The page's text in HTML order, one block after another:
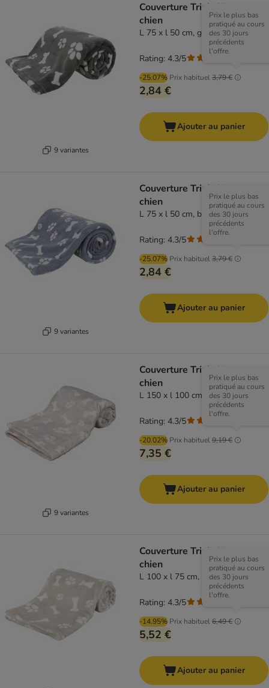
9 variantes
Couverture Trixie Kenny pour
chien
L 75 x l 50 cm, gris
-25.07% Prix habituel3,79 €
Prix le plus bas
pratiqué au cours
des 30 jours
précédents
l'offre.
2,84 €
Rating: 4.3/5
Ajouter au panier
9 variantes
Couverture Trixie Kenny pour
chien
L 75 x l 50 cm, bleu
-25.07% Prix habituel3,79 €
Prix le plus bas
pratiqué au cours
des 30 jours
précédents
l'offre.
2,84 €
Rating: 4.3/5
Ajouter au panier
9 variantes
Couverture Trixie Kenny pour
chien
L 150 x l 100 cm, beige
-20.02% Prix habituel9,19 €
Prix le plus bas
pratiqué au cours
des 30 jours
précédents
l'offre.
7,35 €
Rating: 4.3/5
Ajouter au panier
Couverture Trixie Kenny pour
chien
L 100 x l 75 cm, beige
-14.95% Prix habituel6,49 €
Prix le plus bas
pratiqué au cours
des 30 jours
précédents
l'offre.
5,52 €
Rating: 4.3/5
Ajouter au panier